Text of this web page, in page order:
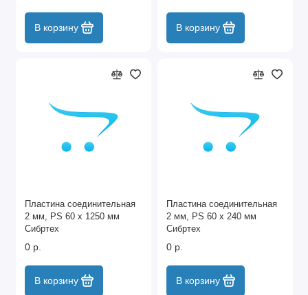
В корзину В корзину
Пластина соединительная
2 мм, PS 60 х 1250 мм
Сибртех
0 р.
В корзину
Пластина соединительная
2 мм, PS 60 х 240 мм
Сибртех
0 р.
В корзину